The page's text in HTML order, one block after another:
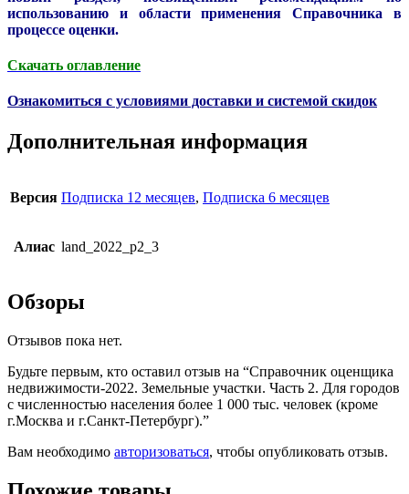
использованию и области применения Справочника в
процессе оценки.
Скачать оглавление
Ознакомиться с условиями доставки и системой скидок
Дополнительная информация
Версия Подписка 12 месяцев, Подписка 6 месяцев
Алиас land_2022_p2_3
Обзоры
Отзывов пока нет.
Будьте первым, кто оставил отзыв на “Справочник оценщика
недвижимости-2022. Земельные участки. Часть 2. Для городов
с численностью населения более 1 000 тыс. человек (кроме
г.Москва и г.Санкт-Петербург).”
Вам необходимо авторизоваться, чтобы опубликовать отзыв.